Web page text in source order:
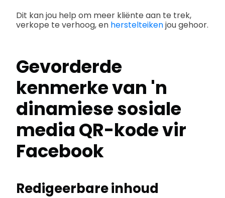
Dit kan jou help om meer kliënte aan te trek,
verkope te verhoog, en herstelteikenjou gehoor.
Gevorderde
kenmerke van 'n
dinamiese sosiale
media QR-kode vir
Facebook
Redigeerbare inhoud